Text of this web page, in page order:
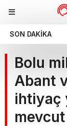
SON DAKIKA
Bolu
Abant
ihtiyaç